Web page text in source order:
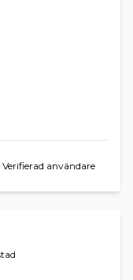
Verifierad användare